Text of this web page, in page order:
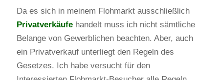
Da es sich in meinem Flohmarkt ausschließlich
Privatverkäufehandelt muss ich nicht sämtliche
Belange von Gewerblichen beachten. Aber, auch
ein Privatverkauf unterliegt den Regeln des
Gesetzes. Ich habe versucht für den